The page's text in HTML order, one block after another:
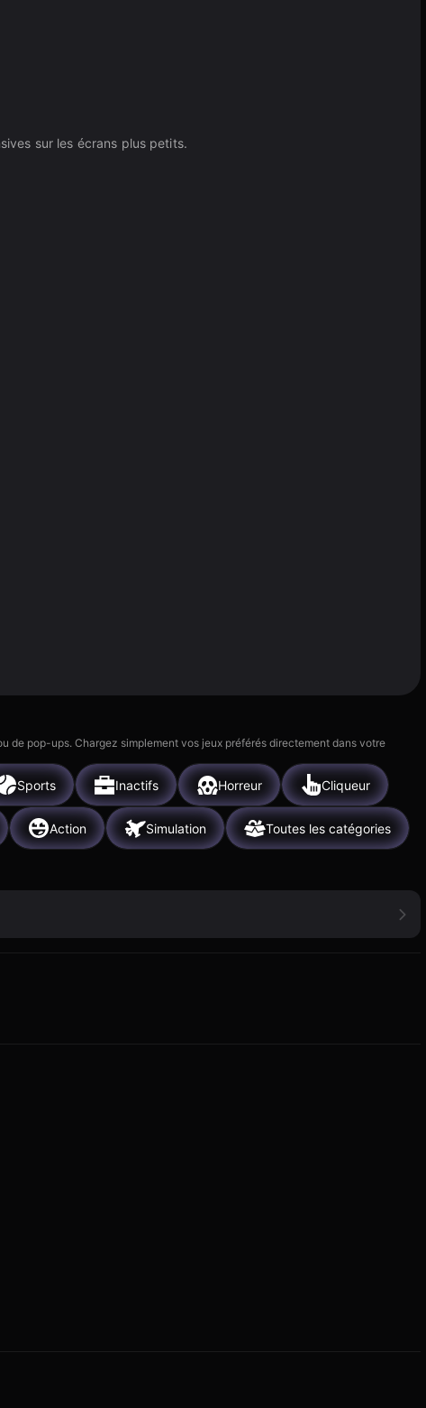
sur les écrans plus petits.
de pop-ups. Chargez simplement vos jeux préférés directement dans votre
Sports Inactifs Horreur Cliqueur
Action Simulation Toutes les catégories